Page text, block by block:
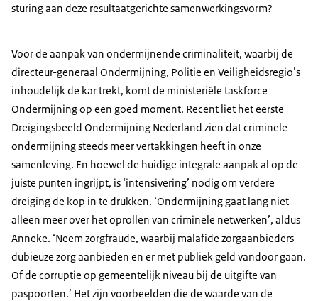
sturing aan deze resultaatgerichte samenwerkingsvorm?
Voor de aanpak van ondermijnende criminaliteit, waarbij de
directeur-generaal Ondermijning, Politie en Veiligheidsregio’s
inhoudelijk de kar trekt, komt de ministeriële taskforce
Ondermijning op een goed moment. Recent liet het eerste
Dreigingsbeeld Ondermijning Nederland zien dat criminele
ondermijning steeds meer vertakkingen heeft in onze
samenleving. En hoewel de huidige integrale aanpak al op de
juiste punten ingrijpt, is ‘intensivering’ nodig om verdere
dreiging de kop in te drukken. ‘Ondermijning gaat lang niet
alleen meer over het oprollen van criminele netwerken’, aldus
Anneke. ‘Neem zorgfraude, waarbij malafide zorgaanbieders
dubieuze zorg aanbieden en er met publiek geld vandoor gaan.
Of de corruptie op gemeentelijk niveau bij de uitgifte van
paspoorten.’ Het zijn voorbeelden die de waarde van de